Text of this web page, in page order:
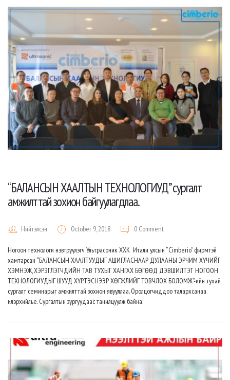
“БАЛАНСЫН ХААЛТЫН ТЕХНОЛОГИУД” сургалт
амжилттай зохион байгуулагдлаа.
Нийтэлсэн October 9, 2018 0 Comment
Ногоон технологи нэвтрүүлэгч Ультрасоник ХХК Итали улсын “Cimberio” фирмтэй
хамтарсан “БАЛАНСЫН ХААЛТУУДЫГ АШИГЛАСНААР ДУЛААНЫ ЭРЧИМ ХҮЧИЙГ
ХЭМНЭЖ, ХЭРЭГЛЭГЧДИЙН ТАВ ТУХЫГ ХАНГАХ БӨГӨӨД ДЭВШИЛТЭТ НОГООН
ТЕХНОЛОГИУДЫГ ШУУД ХҮРТЭСНЭЭР ХӨГЖЛИЙГ ТОВЧЛОХ БОЛОМЖ”-ийн тухай
сургалт семинарыг амжилттай зохион явууллаа. Оролцогчиддоо талархсанаа
илэрхийлье. Сургалтын зургуудаас танилцуулж байна.